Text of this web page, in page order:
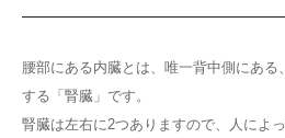
腰部にある内臓とは、唯一背中側にあ
する「腎臓」です。
腎臓は左右に2つありますので、人によ